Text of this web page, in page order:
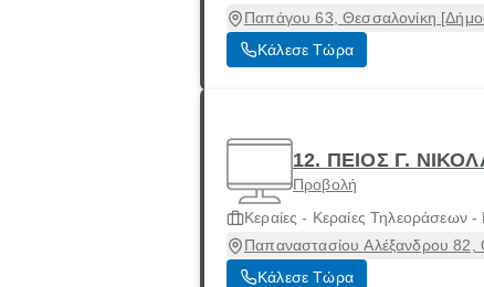
Παπάγου 63, Θεσσαλονίκη
Κάλεσε Τώρα
12. ΠΕΙΟΣ Γ.
Προβολή
Κεραίες - Κεραίες Τηλεοράσεων -
Παπαναστασίου Αλέξανδρου
Κάλεσε Τώρα